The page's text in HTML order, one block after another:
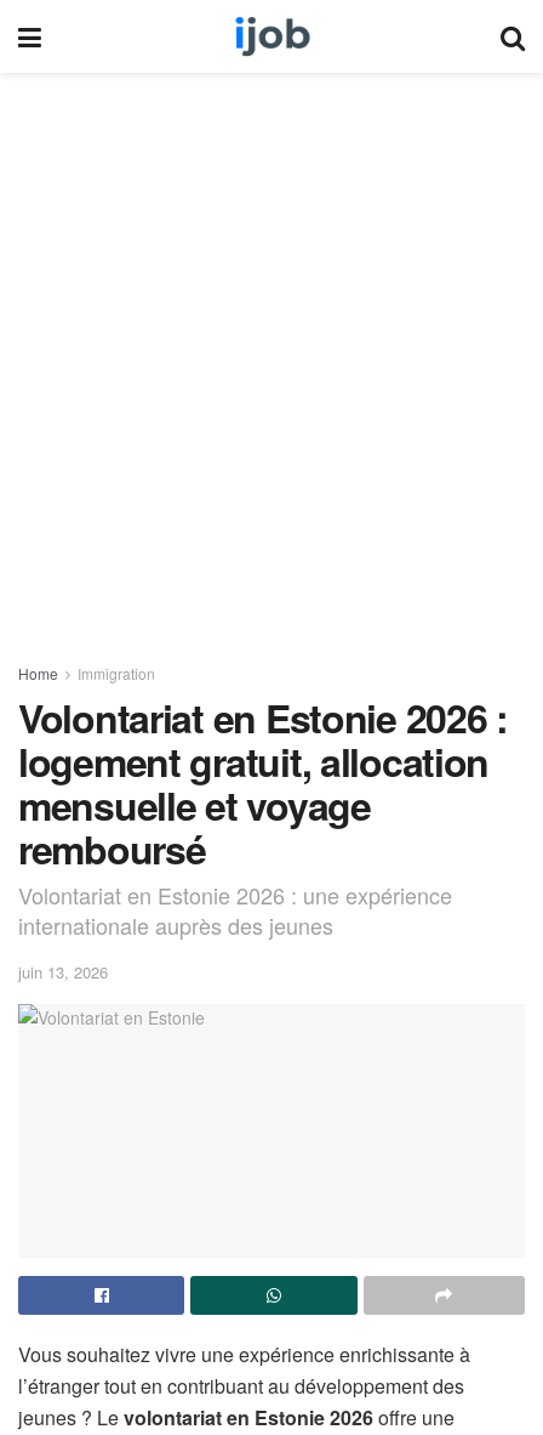
Home Immigration
Volontariat en Estonie 2026 :
logement gratuit, allocation
mensuelle et voyage
remboursé
Volontariat en Estonie 2026 : une expérience
internationale auprès des jeunes
juin 13, 2026
Vous souhaitez vivre une expérience enrichissante à
l’étranger tout en contribuant au développement des
jeunes ? Levolontariat en Estonie 2026offre une